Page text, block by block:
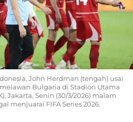
John Herdman (tengah) usai
melawan Bulgaria di Stadion Utama
Jakarta, Senin (30/3/2026) malam
menjuarai FIFA Series 2026.